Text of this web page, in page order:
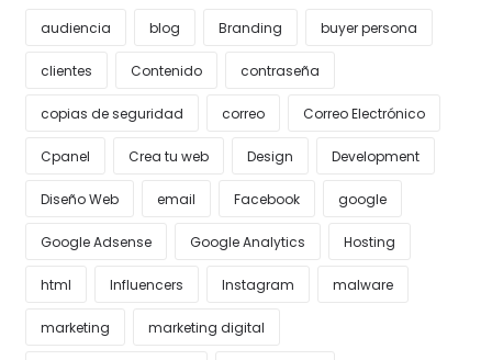
audiencia blog Branding buyer persona
clientes Contenido contraseña
copias de seguridad correo Correo Electrónico
Cpanel Crea tu web Design Development
Diseño Web email Facebook google
Google Adsense Google Analytics Hosting
html Influencers Instagram malware
marketing marketing digital